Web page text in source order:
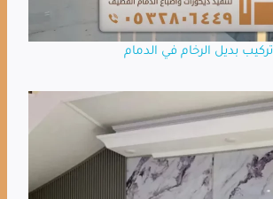
تركيب بديل الرخام في الدمام